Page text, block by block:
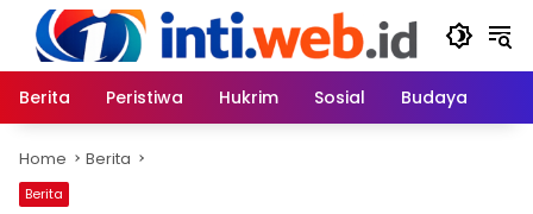
content
Berita
Peristiwa Hukrim Sosial Budaya
Home Berita
Berita